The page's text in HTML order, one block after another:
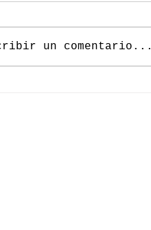
un comentario...